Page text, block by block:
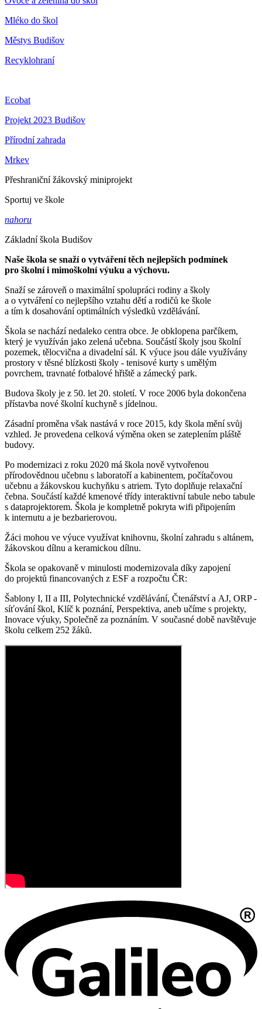
Mléko do škol
Městys Budišov
Recyklohraní
Ecobat
Projekt 2023 Budišov
Přírodní zahrada
Mrkev
Přeshraniční žákovský miniprojekt
Sportuj ve škole
nahoru
Základní škola Budišov
Naše škola se snaží o vytváření těch nejlepších podmínek
pro školní i mimoškolní výuku a výchovu.
Snaží se zároveň o maximální spolupráci rodiny a školy
a o vytváření co nejlepšího vztahu dětí a rodičů ke škole
a tím k dosahování optimálních výsledků vzdělávání.
Škola se nachází nedaleko centra obce. Je obklopena parčíkem,
který je využíván jako zelená učebna. Součástí školy jsou školní
pozemek, tělocvična a divadelní sál. K výuce jsou dále využívány
prostory v těsné blízkosti školy - tenisové kurty s umělým
povrchem, travnaté fotbalové hřiště a zámecký park.
Budova školy je z 50. let 20. století. V roce 2006 byla dokončena
přístavba nové školní kuchyně s jídelnou.
Zásadní proměna však nastává v roce 2015, kdy škola mění svůj
vzhled. Je provedena celková výměna oken se zateplením pláště
budovy.
Po modernizaci z roku 2020 má škola nově vytvořenou
přírodovědnou učebnu s laboratoří a kabinentem, počítačovou
učebnu a žákovskou kuchyňku s atriem. Tyto doplňuje relaxační
čebna. Součástí každé kmenové třídy interaktivní tabule nebo tabule
s dataprojektorem. Škola je kompletně pokryta wifi připojením
k internutu a je bezbarierovou.
Žáci mohou ve výuce využívat knihovnu, školní zahradu s altánem,
žákovskou dílnu a keramickou dílnu.
Škola se opakovaně v minulosti modernizovala díky zapojení
do projektů financovaných z ESF a rozpočtu ČR:
Šablony I, II a III, Polytechnické vzdělávání, Čtenářství a AJ, ORP -
síťování škol, Klíč k poznání, Perspektiva, aneb učíme s projekty,
Inovace výuky, Společně za poznáním. V současné době navštěvuje
školu celkem 252 žáků.